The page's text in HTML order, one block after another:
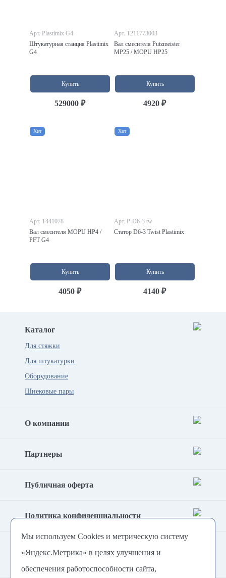
Мы используем Cookies и метрическую систему
«Яндекс.Метрика» в целях улучшения и
обеспечения работоспособности сайта,
Арт. Plastimix G4
Штукатурная станция Plastimix
G4
Купить
529000 ₽
Арт. T211773003
Вал смесителя Putzmeister
MP25 / MOPU HP25
Купить
4920 ₽
Хит
Арт. T441078
Вал смесителя MOPU HP4 /
PFT G4
Купить
4050 ₽
Хит
Арт. P-D6-3 tw
Статор D6-3 Twist Plastimix
Купить
4140 ₽
Каталог
Для стяжки
Для штукатурки
Оборудование
Шнековые пары
О компании
Партнеры
Публичная оферта
Политика конфиденциальности